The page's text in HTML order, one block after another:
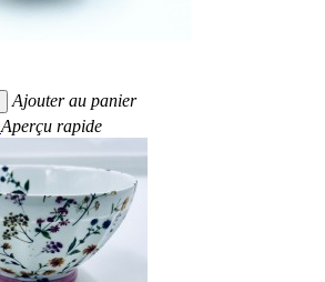
Ajouter au panier
Aperçu rapide